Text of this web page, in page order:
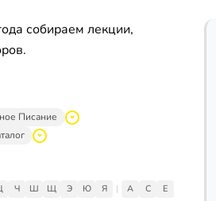
собираем лекции,
Писание
Ч Ш Щ Э Ю Я | A C
E